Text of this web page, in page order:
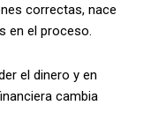
correctas, nace
en el proceso.
el dinero y en
cambia